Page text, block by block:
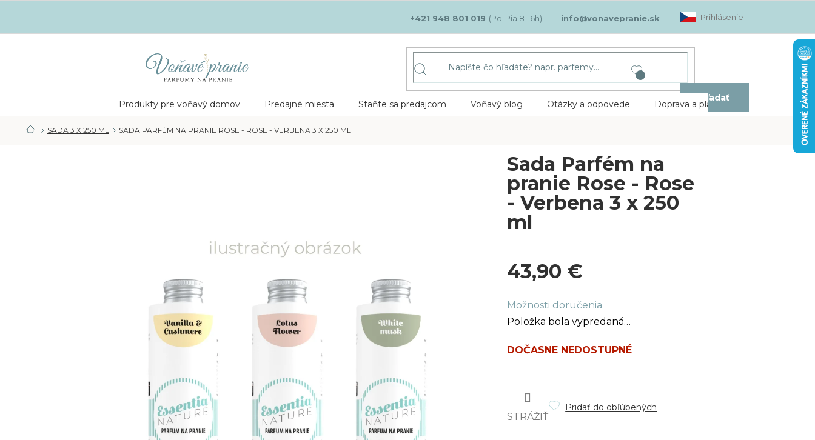
obsah
+421 948 801 019 info@vonavepranie.sk Prihlásenie
Hľadať
Produkty pre voňavý domov Predajné miesta Staňte sa predajcom Voňavý blog Otázky a odpovede Doprava a platba
DOMOV
SADA 3 X 250 ML SADA PARFÉM NA PRANIE ROSE - ROSE - VERBENA 3 X 250 ML
Sada Parfém na
pranie Rose - Rose
- Verbena 3 x 250
ml
43,90 €
cena:
DOČASNE NEDOSTUPNÉ
Možnosti doručenia
Položka bola vypredaná…
STRÁŽIŤ
Pridať do obľúbených